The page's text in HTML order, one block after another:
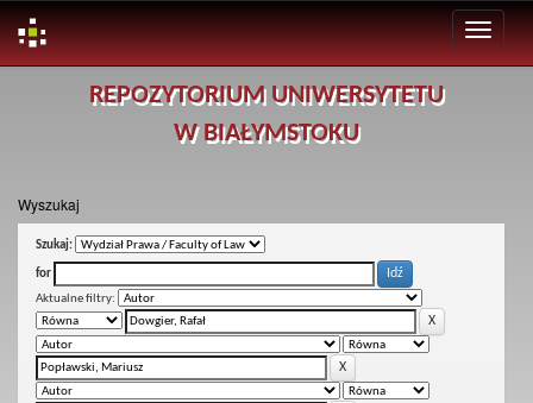
REPOZYTORIUM UNIWERSYTETU
W BIAŁYMSTOKU
Wyszukaj
Szukaj:
for
Aktualne filtry: